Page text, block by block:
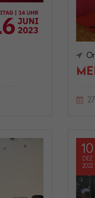
10
DEZ
2022